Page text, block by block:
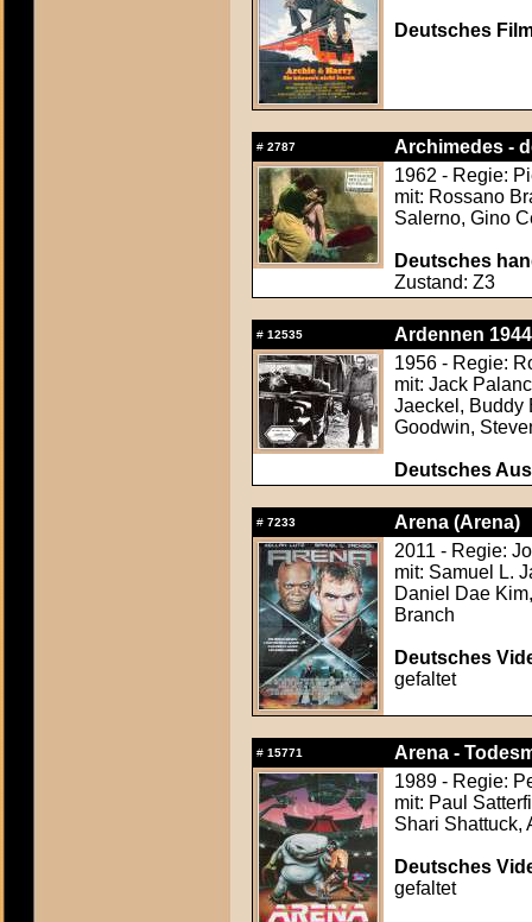
Deutsches
# 2787
Archimedes -
1962 - Regie:
mit: Rossano
Salerno, Gino
Deutsches
Zustand: Z3
# 12535
Ardennen
1956 - Regie:
mit: Jack
Jaeckel, Buddy
Goodwin,
Deutsches
# 7233
Arena (Arena)
2011 - Regie:
mit: Samuel L.
Daniel Dae
Branch
Deutsches
gefaltet
# 15771
Arena -
1989 - Regie:
mit: Paul
Shari Shattuck,
Deutsches
gefaltet